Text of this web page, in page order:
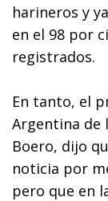
harineros y
en el 98 por
registrados.
En tanto, el
Argentina de
Boero, dijo
noticia por
pero que en